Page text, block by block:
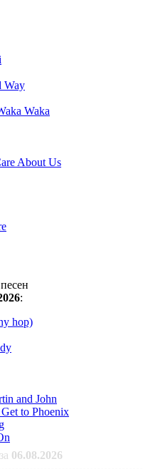
Way
Waka
About Us
:
hop)
and John
to Phoenix
06.08.2026